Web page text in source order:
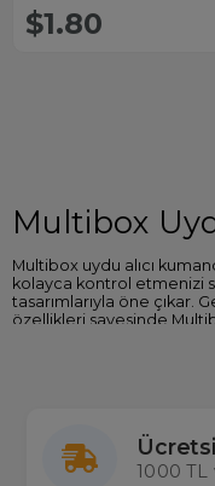
Sencrom Redro - Expat
Android Uydu Kumandası
$1.80
Multibox
Multibox uydu alıcı
kolayca kontrol etmenizi
tasarımlarıyla öne çıkar.
özellikleri sayesinde
Geniş Uyumluluk:
modelleriyle
Ergonomik1000 TL